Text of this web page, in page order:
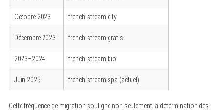
Octobre 2023 french-stream.city
Décembre 2023 french-stream.gratis
2023–2024 french-stream.bio
Juin 2025 french-stream.spa (actuel)
Cette fréquence de migration souligne non seulement la détermination des